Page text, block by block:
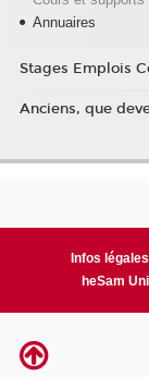
Annuaires
Stages Emplois
Anciens, que
Infos légales
heSam